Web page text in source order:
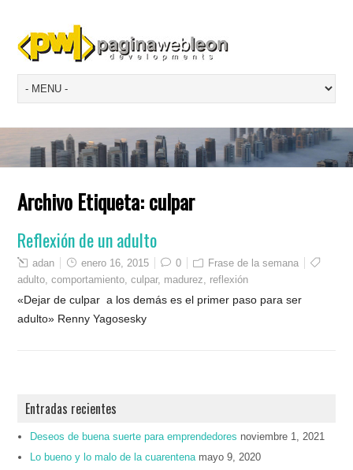
Archivo Etiqueta:culpar
Reflexión de un adulto
adan enero 16, 2015 0
Frase de la semana
adulto ,comportamiento ,culpar, madurez reflexión
«Dejar de culpar a los demás es el primer paso para ser
adulto» Renny Yagosesky
Entradas recientes
Deseos de buena suerte para emprendedores noviembre 1, 2021
Lo bueno y lo malo de la cuarentena mayo 9, 2020